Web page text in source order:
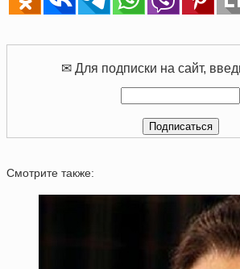
✉ Для подписки на сайт,
Смотрите также: